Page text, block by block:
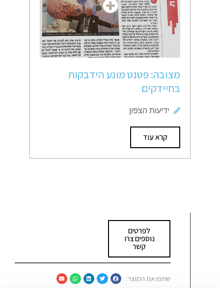
מצובה: פטנט מונע הידבקות
בחיידקים
ידיעות הצפון
קרא עוד
לפרטים
נוספים צרו
קשר
שתפו את המוצר: